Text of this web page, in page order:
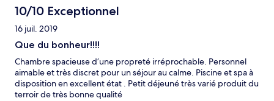
10/10 Exceptionnel
16 juil. 2019
Que du bonheur!!!!
Chambre spacieuse d’une propreté irréprochable. Personnel
aimable et très discret pour un séjour au calme. Piscine et spa à
disposition en excellent état . Petit déjeuné très varié produit du
terroir de très bonne qualité